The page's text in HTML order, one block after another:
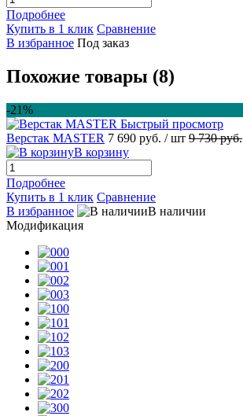
Подробнее
Купить в 1 клик Сравнение
В избранное Под заказ
Похожие товары (8)
-21%
Быстрый просмотр
Верстак MASTER 7 690 руб. / шт 9 730 руб.
В корзину
Подробнее
Купить в 1 клик Сравнение
В избранное
В наличии
Модификация